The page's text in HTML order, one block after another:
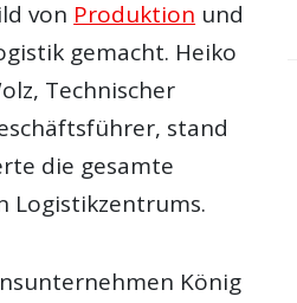
von Produktion und
gemacht. Heiko
Technischer
stand
die gesamte
Logistikzentrums.
König